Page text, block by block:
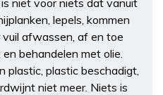
lepels, kommen
afwassen, af en toe
behandelen met olie.
plastic, plastic beschadigt,
niet meer. Niets is